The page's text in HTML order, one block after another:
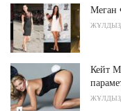
Меган
Кейт